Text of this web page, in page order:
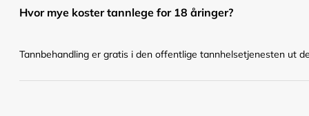
Hvor mye koster tannlege for 18 åringer?
Tannbehandling er gratis i den offentlige tannhelsetjenesten ut